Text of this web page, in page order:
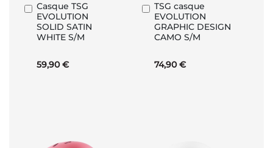
Casque TSG
EVOLUTION
SOLID SATIN
WHITE S/M
59,90 €
Ajouter
au
panier
TSG casque
EVOLUTION
GRAPHIC DESIGN
CAMO S/M
74,90 €
Ajouter
au
panier